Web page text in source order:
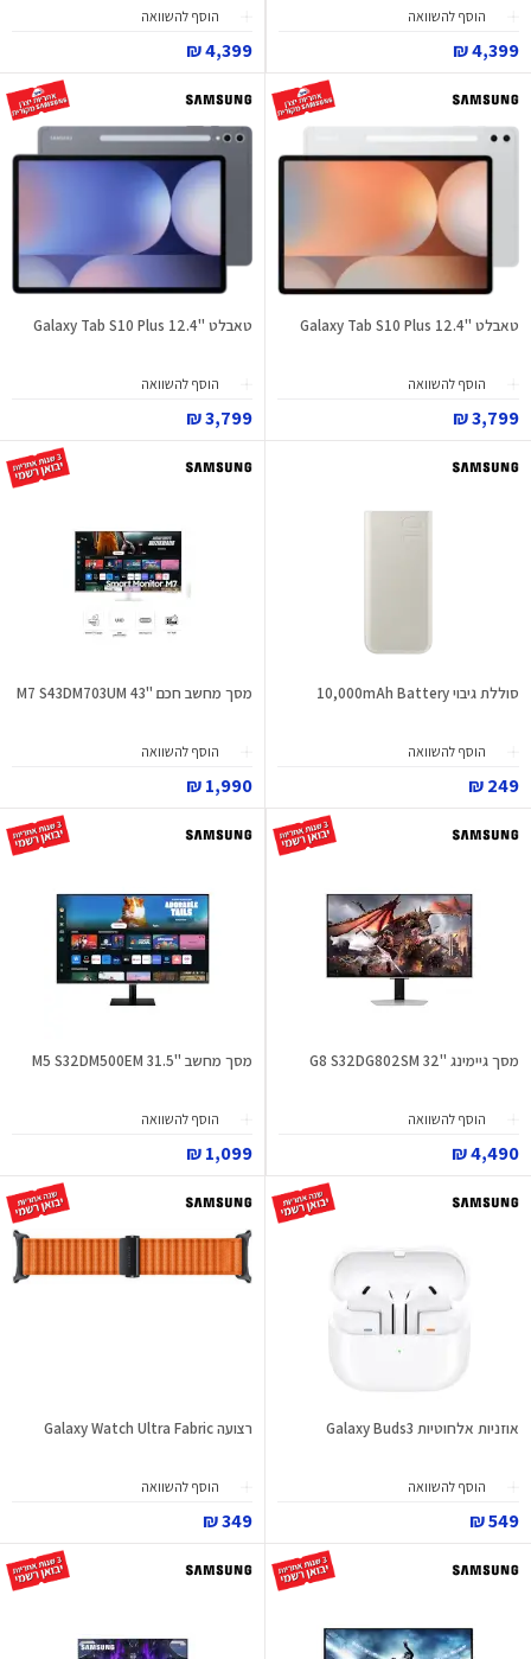
הוסף להשוואה
4,399 ₪
הוסף להשוואה
4,399 ₪
טאבלט "Galaxy Tab S10 Plus 12.4
הוסף להשוואה
3,799 ₪
טאבלט "Galaxy Tab S10 Plus 12.4
הוסף להשוואה
3,799 ₪
סוללת גיבוי 10,000mAh Battery
הוסף להשוואה
249 ₪
מסך מחשב חכם "43 M7 S43DM703UM
הוסף להשוואה
1,990 ₪
מסך גיימינג "32 G8 S32DG802SM
הוסף להשוואה
4,490 ₪
מסך מחשב "31.5 M5 S32DM500EM
הוסף להשוואה
1,099 ₪
אוזניות אלחוטיות Galaxy Buds3
הוסף להשוואה
549 ₪
רצועה Galaxy Watch Ultra Fabric
הוסף להשוואה
349 ₪